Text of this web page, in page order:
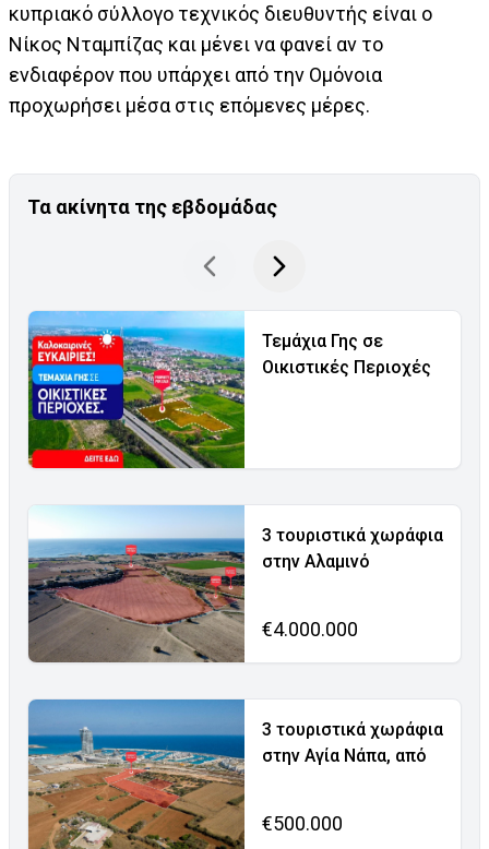
κυπριακό σύλλογο τεχνικός διευθυντής είναι ο
Νίκος Νταμπίζας και μένει να φανεί αν το
ενδιαφέρον που υπάρχει από την Ομόνοια
προχωρήσει μέσα στις επόμενες μέρες.
Τα ακίνητα της εβδομάδας
Τεμάχια Γης σε
Οικιστικές Περιοχές
3 τουριστικά χωράφια
στην Αλαμινό
€4.000.000
3 τουριστικά χωράφια
στην Αγία Νάπα, από
€500.000